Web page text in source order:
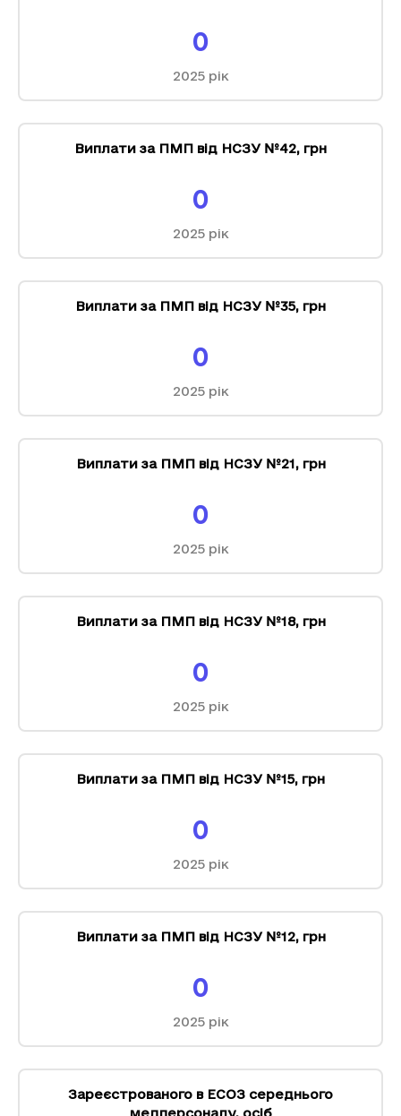
0
2025рік
Виплати за ПМП від НСЗУ №42, грн
0
2025рік
Виплати за ПМП від НСЗУ №35, грн
0
2025рік
Виплати за ПМП від НСЗУ №21, грн
0
2025рік
Виплати за ПМП від НСЗУ №18, грн
0
2025рік
Виплати за ПМП від НСЗУ №15, грн
0
2025рік
Виплати за ПМП від НСЗУ №12, грн
0
2025рік
Зареєстрованого в ЕСОЗ середнього
медперсоналу, осіб